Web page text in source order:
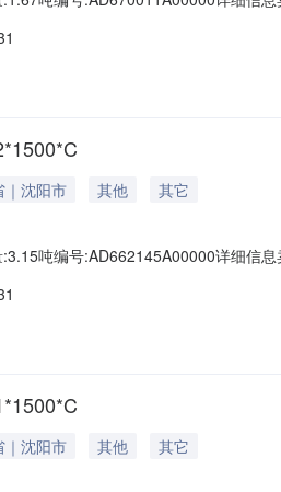
线锌层重量代码描述:上表面锌层重量
｜沈阳市 其他
其它
吨编号:AD662145A00000详细信
锌层重量代码描述:上表面锌层重量
｜沈阳市 其他
其它